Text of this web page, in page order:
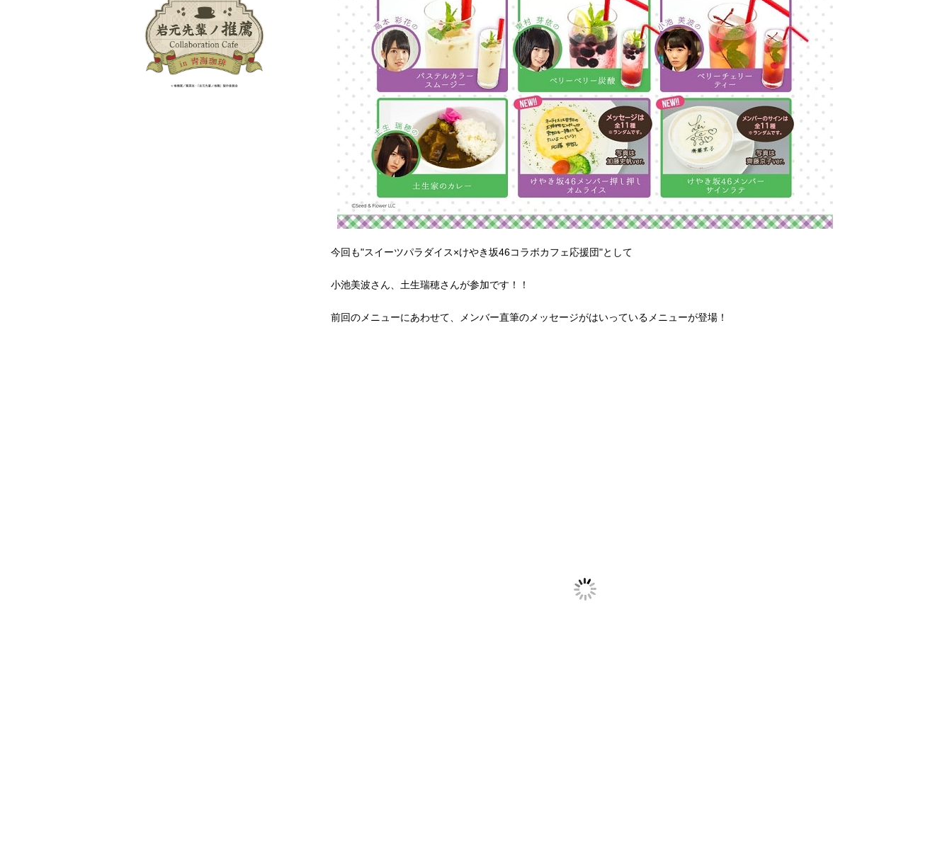
今回も"スイーツパラダイス×けやき坂46コラボカフェ応援団"として
小池美波さん、土生瑞穂さんが参加です！！
前回のメニューにあわせて、メンバー直筆のメッセージがはいっているメニューが登場！